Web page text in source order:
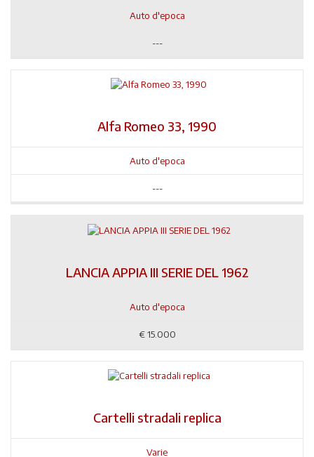
Auto d'epoca
---
Alfa Romeo 33, 1990
Auto d'epoca
---
LANCIA APPIA III SERIE DEL 1962
Auto d'epoca
€ 15.000
Cartelli stradali replica
Varie